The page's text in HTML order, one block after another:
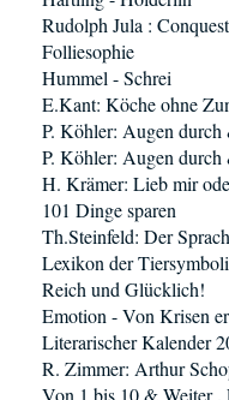
Rudolph Jula : Conquest
Folliesophie
Hummel - Schrei
E.Kant: Köche ohne
P. Köhler: Augen durch
P. Köhler: Augen durch
H. Krämer: Lieb mir
101 Dinge sparen
Th.Steinfeld: Der
Lexikon der
Reich und Glücklich!
Emotion - Von Krisen
Literarischer Kalender
R. Zimmer: Arthur
Von 1 bis 10 & Weiter .